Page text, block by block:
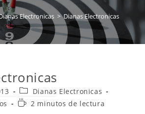
Electronicas > Dianas Electronicas
Categoría
de
la
Dianas Electronicas
Tiempo2 minutos de lectura